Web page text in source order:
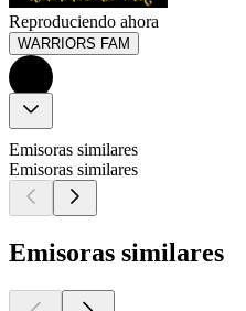
Reproduciendo ahora
WARRIORS FAM
Emisoras similares
Emisoras similares
Emisoras similares